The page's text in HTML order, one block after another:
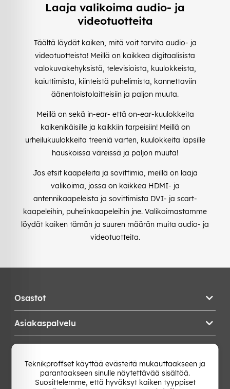
Laaja valikoima audio- ja
videotuotteita
Täältä löydät kaiken, mitä voit tarvita audio- ja
videotuotteista! Meillä on kaikkea digitaalisista
valokuvakehyksistä, televisioista, kuulokkeista,
kaiuttimista, kiinteistä puhelimista, kannettaviin
äänentoistolaitteisiin ja paljon muuta.
Meillä on sekä in-ear- että on-ear-kuulokkeita
kaikenikäisille ja kaikkiin tarpeisiin! Meillä on
urheilukuulokkeita treeniä varten, kuulokkeita lapsille
hauskoissa väreissä ja paljon muuta!
Jos etsit kaapeleita ja sovittimia, meillä on laaja
valikoima, jossa on kaikkea HDMI- ja
antennikaapeleista ja sovittimista DVI- ja scart-
kaapeleihin, puhelinkaapeleihin jne. Valikoimastamme
löydät kaiken tämän ja suuren määrän muita audio- ja
videotuotteita.
Osastot
Asiakaspalvelu
Vaihda Maa
Teknikproffset käyttää evästeitä mukauttaakseen ja
parantaakseen sinulle näytettävää sisältöä.
Suosittelemme, että hyväksyt kaiken tyyppiset